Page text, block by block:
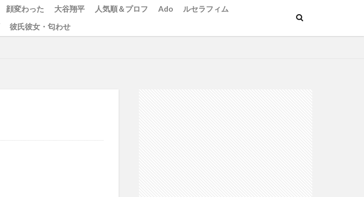
顔変わった 大谷翔平 人気順＆プロフ Ado
ルセラフィム
彼氏彼女・匂わせ